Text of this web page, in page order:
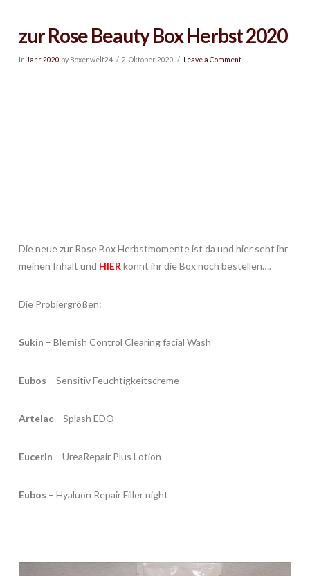
zur Rose Beauty Box Herbst 2020
In Jahr 2020 by Boxenwelt24 2. Oktober 2020 Leave a Comment
Die neue zur Rose Box Herbstmomente ist da und hier seht ihr
meinen Inhalt und HIER könnt ihr die Box noch bestellen….
Die Probiergrößen:
Sukin – Blemish Control Clearing facial Wash
Eubos – Sensitiv Feuchtigkeitscreme
Artelac– Splash EDO
Eucerin – UreaRepair Plus Lotion
Eubos – Hyaluon Repair Filler night